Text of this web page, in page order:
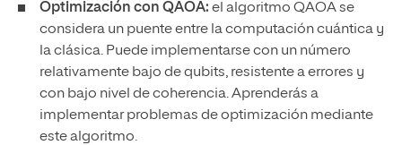
Optimización con QAOA: el algoritmo QAOA se
considera un puente entre la computación cuántica y
la clásica. Puede implementarse con un número
relativamente bajo de qubits, resistente a errores y
con bajo nivel de coherencia. Aprenderás a
implementar problemas de optimización mediante
este algoritmo.